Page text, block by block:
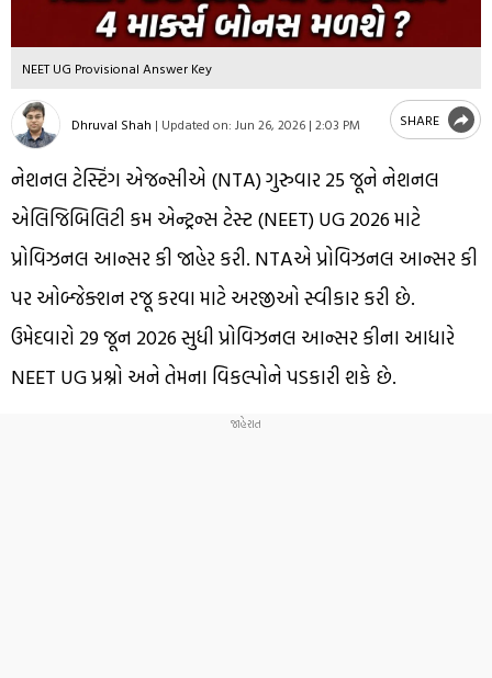
NEET UG Provisional Answer Key
Dhruval Shah | Updated on: Jun 26, 2026 | 2:03 PM SHARE
નેશનલ ટેસ્ટિંગ એજન્સીએ (NTA) ગુરુવાર 25 જૂને નેશનલ
એલિજિબિલિટી કમ એન્ટ્રન્સ ટેસ્ટ (NEET) UG 2026 માટે
પ્રોવિઝનલ આન્સર કી જાહેર કરી. NTAએ પ્રોવિઝનલ આન્સર કી
પર ઓબ્જેક્શન રજૂ કરવા માટે અરજીઓ સ્વીકાર કરી છે.
ઉમેદવારો 29 જૂન 2026 સુધી પ્રોવિઝનલ આન્સર કીના આધારે
NEET UG પ્રશ્નો અને તેમના વિકલ્પોને પડકારી શકે છે.